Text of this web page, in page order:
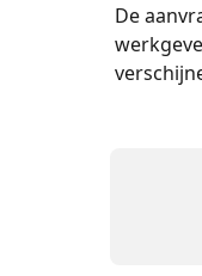
De